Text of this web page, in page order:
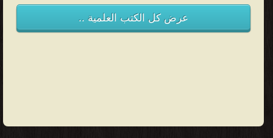
عرض كل الكتب العلمية ..